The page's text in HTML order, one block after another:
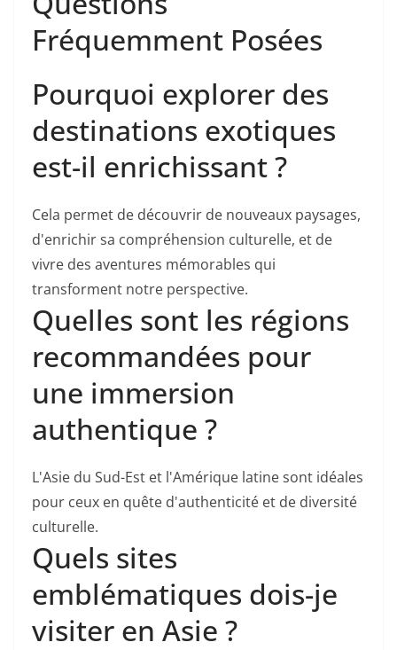
Fréquemment Posées
Pourquoi explorer des
destinations exotiques
est-il enrichissant ?
Cela permet de découvrir de nouveaux paysages,
d'enrichir sa compréhension culturelle, et de
vivre des aventures mémorables qui
transforment notre perspective.
Quelles sont les régions
recommandées pour
une immersion
authentique ?
L'Asie du Sud-Est et l'Amérique latine sont idéales
pour ceux en quête d'authenticité et de diversité
culturelle.
Quels sites
emblématiques dois-je
visiter en Asie ?